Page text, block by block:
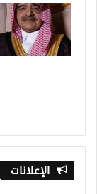
الإعلانات